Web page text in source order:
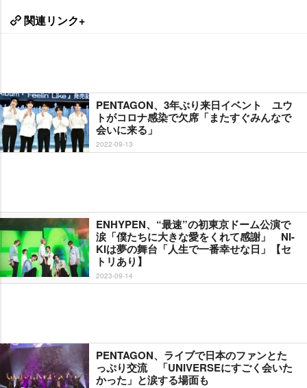
関連リンク+
PENTAGON、3年ぶり来日イベント ユウ
トがコロナ感染で欠席「またすぐみんなで
会いに来る」
2022-09-13
ENHYPEN、“最速”の初東京ドーム公演で
涙「僕たちに大きな愛をくれて感謝」 NI-
KIは夢の舞台「人生で一番幸せな日」【セ
トリあり】
2023-09-14
PENTAGON、ライブで日本のファンとた
っぷり交流 「UNIVERSEにすごく会いた
かった」と涙する場面も